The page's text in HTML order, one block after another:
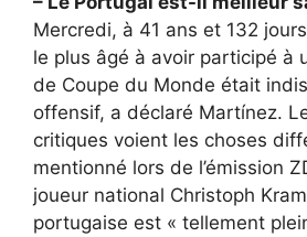
Mercredi, à 41 ans et 132
le plus âgé à avoir participé à
de Coupe du Monde était
offensif, a déclaré Martínez.
critiques voient les choses
mentionné lors de l’émission
joueur national Christoph
portugaise est « tellement